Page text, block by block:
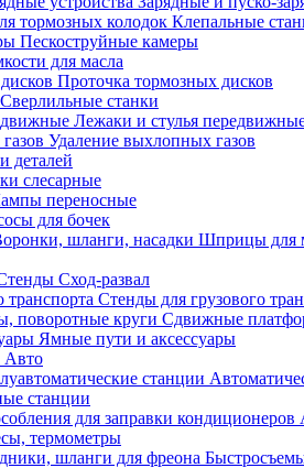
Клепальные
Пескоструйные камеры
для масла
Проточка тормозных дисков
Сверлильные станки
Лежаки и стулья
Удаление выхлопных газов
деталей
слесарные
переносные
для бочек
Шприцы для
Сход-развал
Стенды для грузового
Сдвижные
Ямные пути и аксессуары
Авто
станции
термометры